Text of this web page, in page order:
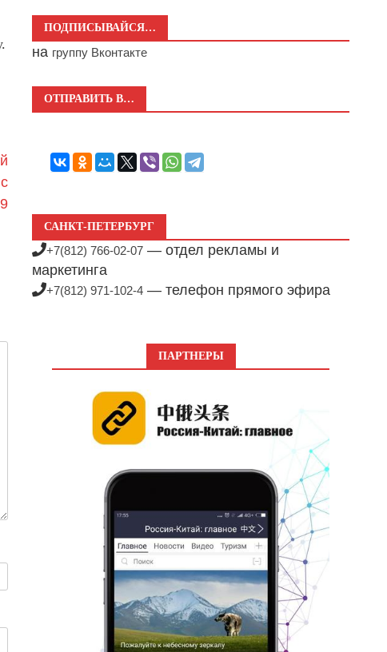
ПОДПИСЫВАЙСЯ…
на группу Вконтакте
ОТПРАВИТЬ В…
САНКТ-ПЕТЕРБУРГ
+7(812) 766-02-07 — отдел рекламы и
маркетинга
+7(812) 971-102-4 — телефон прямого эфира
ПАРТНЕРЫ